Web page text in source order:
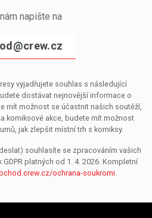
napište na
vyjadřujete souhlas s následující
dostávat nejnovější informace o
mít možnost se účastnit našich soutěží,
komiksové akce, budete mít možnost
jak zlepšit místní trh s komiksy.
souhlasíte se zpracováním vašich
platných od 1. 4. 2026. Kompletní
ochrana-soukromi.